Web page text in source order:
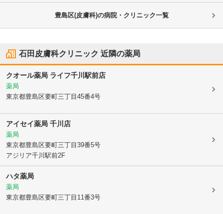
豊島区(皮膚科)の病院・クリニック一覧
石田皮膚科クリニック 近隣の薬局
クオール薬局 ライフ千川駅前店
薬局
東京都豊島区要町三丁目45番4号
アイセイ薬局 千川店
薬局
東京都豊島区要町三丁目39番5号
アジリア千川駅前2F
ハタ薬局
薬局
東京都豊島区要町三丁目11番3号